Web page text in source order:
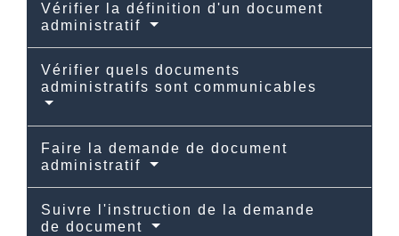
Vérifier la définition d'un document
administratif
Vérifier quels documents
administratifs sont communicables
Faire la demande de document
administratif
Suivre l'instruction de la demande
de document